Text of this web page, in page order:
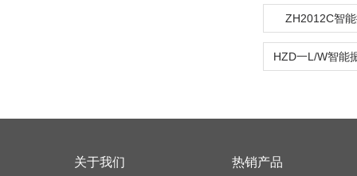
ZH2012C智
关于我们 热销产品